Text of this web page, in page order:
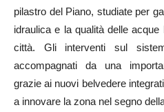
pilastro del Piano, studiate per
idraulica e la qualità delle
città. Gli interventi sul
accompagnati da una
grazie ai nuovi belvedere
a innovare la zona nel segno